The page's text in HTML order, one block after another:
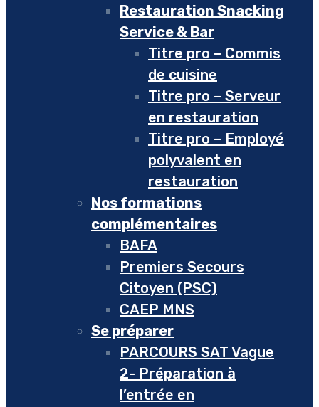
Restauration Snacking
Service & Bar
Titre pro – Commis
de cuisine
Titre pro – Serveur
en restauration
Titre pro – Employé
polyvalent en
restauration
Nos formations
complémentaires
BAFA
Premiers Secours
Citoyen (PSC)
CAEP MNS
Se préparer
PARCOURS SAT Vague
2- Préparation à
l’entrée en